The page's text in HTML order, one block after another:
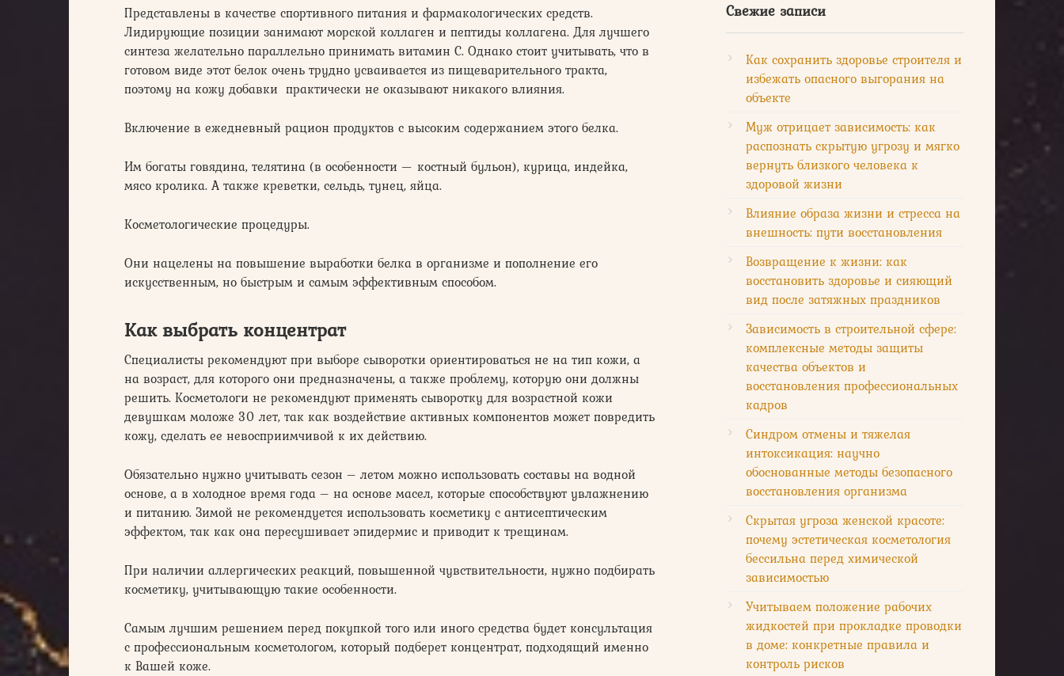
Представлены в качестве спортивного питания и фармакологических средств.
Лидирующие позиции занимают морской коллаген и пептиды коллагена. Для лучшего
синтеза желательно параллельно принимать витамин С. Однако стоит учитывать, что в
готовом виде этот белок очень трудно усваивается из пищеварительного тракта,
поэтому на кожу добавки практически не оказывают никакого влияния.
Включение в ежедневный рацион продуктов с высоким содержанием этого белка.
Им богаты говядина, телятина (в особенности — костный бульон), курица, индейка,
мясо кролика. А также креветки, сельдь, тунец, яйца.
Косметологические процедуры.
Они нацелены на повышение выработки белка в организме и пополнение его
искусственным, но быстрым и самым эффективным способом.
Как выбрать концентрат
Специалисты рекомендуют при выборе сыворотки ориентироваться не на тип кожи, а
на возраст, для которого они предназначены, а также проблему, которую они должны
решить. Косметологи не рекомендуют применять сыворотку для возрастной кожи
девушкам моложе 30 лет, так как воздействие активных компонентов может повредить
кожу, сделать ее невосприимчивой к их действию.
Обязательно нужно учитывать сезон – летом можно использовать составы на водной
основе, а в холодное время года – на основе масел, которые способствуют увлажнению
и питанию. Зимой не рекомендуется использовать косметику с антисептическим
эффектом, так как она пересушивает эпидермис и приводит к трещинам.
При наличии аллергических реакций, повышенной чувствительности, нужно подбирать
косметику, учитывающую такие особенности.
Самым лучшим решением перед покупкой того или иного средства будет консультация
с профессиональным косметологом, который подберет концентрат, подходящий именно
к Вашей коже.
Свежие записи
Как сохранить здоровье строителя и
избежать опасного выгорания на
объекте
Муж отрицает зависимость: как
распознать скрытую угрозу и мягко
вернуть близкого человека к
здоровой жизни
Влияние образа жизни и стресса на
внешность: пути восстановления
Возвращение к жизни: как
восстановить здоровье и сияющий
вид после затяжных праздников
Зависимость в строительной сфере:
комплексные методы защиты
качества объектов и
восстановления профессиональных
кадров
Синдром отмены и тяжелая
интоксикация: научно
обоснованные методы безопасного
восстановления организма
Скрытая угроза женской красоте:
почему эстетическая косметология
бессильна перед химической
зависимостью
Учитываем положение рабочих
жидкостей при прокладке проводки
в доме: конкретные правила и
контроль рисков